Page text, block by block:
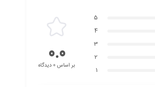
5
4
3
2
1
0.0بر اساس 0 دیدگاه